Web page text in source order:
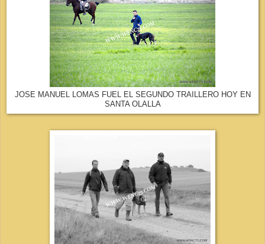
JOSE MANUEL LOMAS FUEL EL SEGUNDO TRAILLERO HOY EN
SANTA OLALLA